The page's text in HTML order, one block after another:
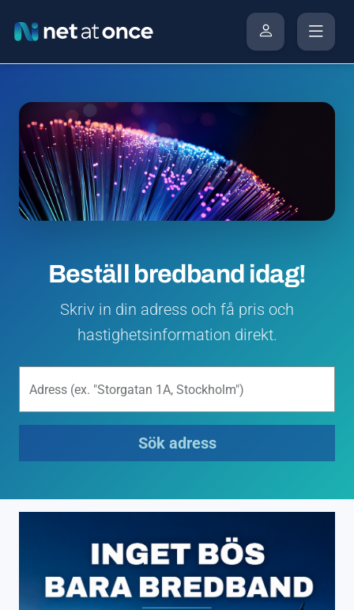
Beställ bredband idag!
Skriv in din adress och få pris och
hastighetsinformation direkt.
Adress (ex. "Storgatan 1A, Stockholm")
Sök adress